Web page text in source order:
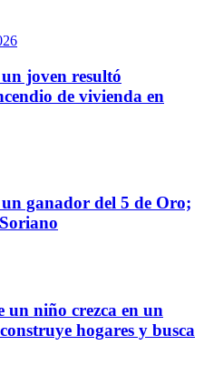
joven resultó
de vivienda en
ganador del 5 de Oro;
niño crezca en un
hogares y busca